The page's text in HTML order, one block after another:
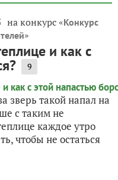
на конкурс «Конкурс
»
и как с
9
зверь такой напал на
с таким не
каждое утро
чтобы не остаться